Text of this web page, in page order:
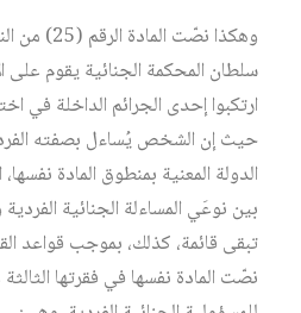
وهكذا نصّت
سلطان المحكمة الجنائية يقوم
ارتكبوا إحدى الجرائم الداخلة في
حيث إن الشخص يُساءل بصفته
الدولة المعنية بمنطوق المادة نفسها،
بين نوعَي المساءلة الجنائية
تبقى قائمة، كذلك، بموجب قواعد
نصّت المادة نفسها في فقرتها